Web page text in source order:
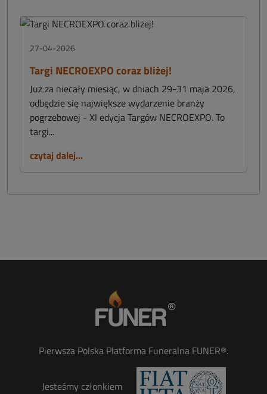
27-04-2026
Targi NECROEXPO coraz bliżej!
Już za niecały miesiąc, w dniach 29-31 maja 2026,
odbędzie się największe wydarzenie branży
pogrzebowej - XI edycja Targów NECROEXPO. To
targi...
czytaj dalej...
Pierwsza Polska Platforma Funeralna FUNER®.
Jesteśmy członkiem